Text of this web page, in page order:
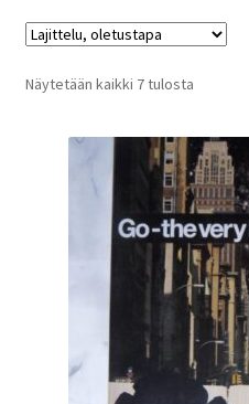
Kaupan ohje
Kauppa
Ostoskori
Saesoteria AI -Tekoälypalvelu
Tilauksen peruutus
Toimitusehdot
Yhteystiedot
Näytetään kaikki 7 tulosta